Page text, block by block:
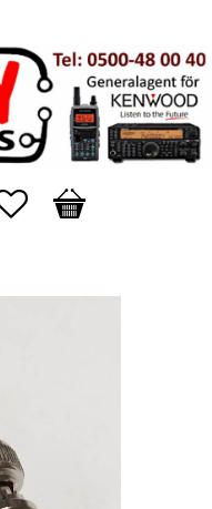
Favorites
Basket